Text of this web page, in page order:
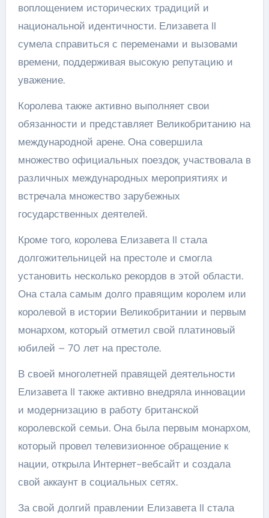
воплощением исторических традиций и
национальной идентичности. Елизавета II
сумела справиться с переменами и вызовами
времени, поддерживая высокую репутацию и
уважение.
Королева также активно выполняет свои
обязанности и представляет Великобританию на
международной арене. Она совершила
множество официальных поездок, участвовала в
различных международных мероприятиях и
встречала множество зарубежных
государственных деятелей.
Кроме того, королева Елизавета II стала
долгожительницей на престоле и смогла
установить несколько рекордов в этой области.
Она стала самым долго правящим королем или
королевой в истории Великобритании и первым
монархом, который отметил свой платиновый
юбилей – 70 лет на престоле.
В своей многолетней правящей деятельности
Елизавета II также активно внедряла инновации
и модернизацию в работу британской
королевской семьи. Она была первым монархом,
который провел телевизионное обращение к
нации, открыла Интернет-вебсайт и создала
свой аккаунт в социальных сетях.
За свой долгий правлении Елизавета II стала